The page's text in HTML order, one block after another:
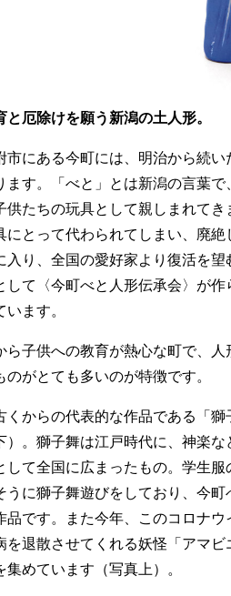
と厄除けを願う新潟の土人形。
市にある今町には、明治から続い
ます。「べと」とは新潟の言葉
供たちの玩具として親しまれて
にとって代わられてしまい、廃
入り、全国の愛好家より復活を
して〈今町べと人形伝承会〉が
ます。
ら子供への教育が熱心な町で、人
のがとても多いのが特徴です。
くからの代表的な作品である「
）。獅子舞は江戸時代に、神楽な
して全国に広まったもの。学生
うに獅子舞遊びをしており、今町
品です。また今年、このコロナ
を退散させてくれる妖怪「アマ
集めています（写真上）。